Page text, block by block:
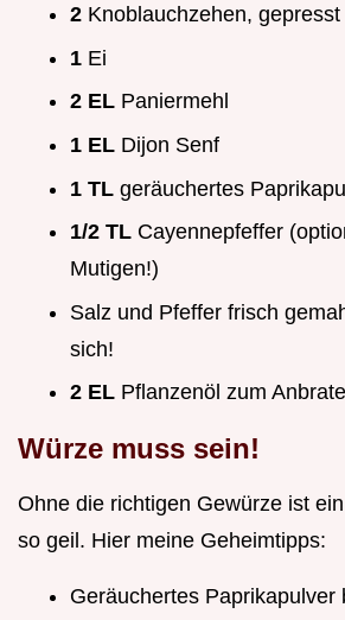
2 Knoblauchzehen, gepresst
1 Ei
2 EL Paniermehl
1 EL Dijon Senf
1 TL geräuchertes
1/2 TL Cayennepfeffer
Mutigen!)
Salz und Pfeffer frisch
sich!
2 EL Pflanzenöl zum
Würze muss sein!
Ohne die richtigen Gewürze ist
so geil. Hier meine Geheimtipps:
Geräuchertes Paprikapulver